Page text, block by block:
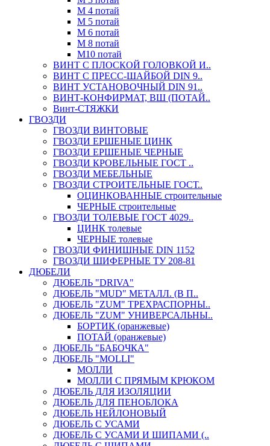
М 4 потай
М 5 потай
М 6 потай
М 8 потай
М10 потай
ВИНТ С ПЛОСКОЙ ГОЛОВКОЙ И..
ВИНТ С ПРЕСС-ШАЙБОЙ DIN 9..
ВИНТ УСТАНОВОЧНЫЙ DIN 91..
ВИНТ-КОНФИРМАТ, ВШ (ПОТАЙ..
Винт-СТЯЖКИ
ГВОЗДИ
ГВОЗДИ ВИНТОВЫЕ
ГВОЗДИ ЕРШЕНЫЕ ЦИНК
ГВОЗДИ ЕРШЕНЫЕ ЧЕРНЫЕ
ГВОЗДИ КРОВЕЛЬНЫЕ ГОСТ ..
ГВОЗДИ МЕБЕЛЬНЫЕ
ГВОЗДИ СТРОИТЕЛЬНЫЕ ГОСТ..
ОЦИНКОВАННЫЕ строительные
ЧЕРНЫЕ строительные
ГВОЗДИ ТОЛЕВЫЕ ГОСТ 4029..
ЦИНК толевые
ЧЕРНЫЕ толевые
ГВОЗДИ ФИНИШНЫЕ DIN 1152
ГВОЗДИ ШИФЕРНЫЕ ТУ 208-81
ДЮБЕЛИ
ДЮБЕЛЬ "DRIVA"
ДЮБЕЛЬ "MUD" МЕТАЛЛ. (В П..
ДЮБЕЛЬ "ZUM" ТРЕХРАСПОРНЫ..
ДЮБЕЛЬ "ZUM" УНИВЕРСАЛЬНЫ..
БОРТИК (оранжевые)
ПОТАЙ (оранжевые)
ДЮБЕЛЬ "БАБОЧКА"
ДЮБЕЛЬ "МOLLI"
МОЛЛИ
МОЛЛИ С ПРЯМЫМ КРЮКОМ
ДЮБЕЛЬ ДЛЯ ИЗОЛЯЦИИ
ДЮБЕЛЬ ДЛЯ ПЕНОБЛОКА
ДЮБЕЛЬ НЕЙЛОНОВЫЙ
ДЮБЕЛЬ С УСАМИ
ДЮБЕЛЬ С УСАМИ И ШИПАМИ (..